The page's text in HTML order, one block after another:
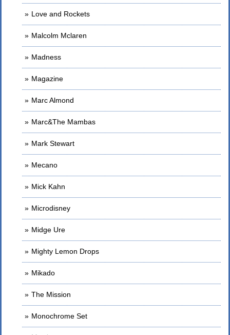
Love and Rockets
Malcolm Mclaren
Madness
Magazine
Marc Almond
Marc&The Mambas
Mark Stewart
Mecano
Mick Kahn
Microdisney
Midge Ure
Mighty Lemon Drops
Mikado
The Mission
Monochrome Set